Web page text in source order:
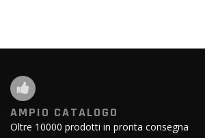
AMPIO CATALOGO
Oltre 10000 prodotti in pronta consegna